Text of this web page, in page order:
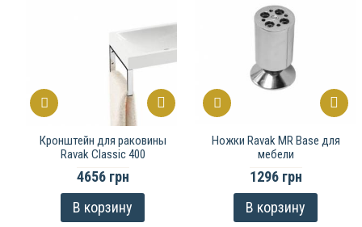
Кронштейн для раковины
Ravak Classic 400
4656 грн
В корзину
Ножки Ravak MR Base для
мебели
1296 грн
В корзину